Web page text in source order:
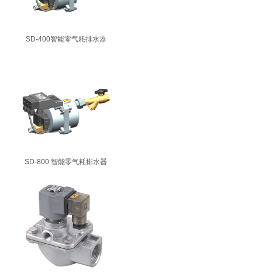
SD-400智能零气耗排水器
SD-800 智能零气耗排水器